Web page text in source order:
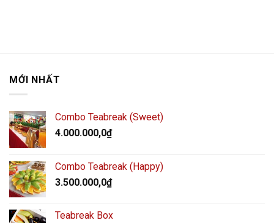
MỚI NHẤT
Combo Teabreak (Sweet)
4.000.000,0₫
Combo Teabreak (Happy)
3.500.000,0₫
Teabreak Box